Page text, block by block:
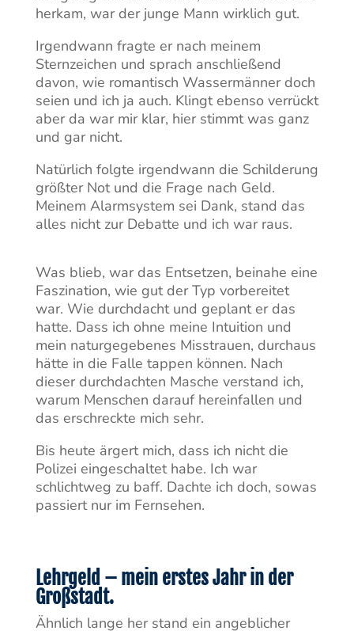
herkam, war der junge Mann wirklich gut.
Irgendwann fragte er nach meinem
Sternzeichen und sprach anschließend
davon, wie romantisch Wassermänner doch
seien und ich ja auch. Klingt ebenso verrückt
aber da war mir klar, hier stimmt was ganz
und gar nicht.
Natürlich folgte irgendwann die Schilderung
größter Not und die Frage nach Geld.
Meinem Alarmsystem sei Dank, stand das
alles nicht zur Debatte und ich war raus.
Was blieb, war das Entsetzen, beinahe eine
Faszination, wie gut der Typ vorbereitet
war. Wie durchdacht und geplant er das
hatte. Dass ich ohne meine Intuition und
mein naturgegebenes Misstrauen, durchaus
hätte in die Falle tappen können. Nach
dieser durchdachten Masche verstand ich,
warum Menschen darauf hereinfallen und
das erschreckte mich sehr.
Bis heute ärgert mich, dass ich nicht die
Polizei eingeschaltet habe. Ich war
schlichtweg zu baff. Dachte ich doch, sowas
passiert nur im Fernsehen.
Lehrgeld – mein erstes Jahr in der
Großstadt.
Ähnlich lange her stand ein angeblicher